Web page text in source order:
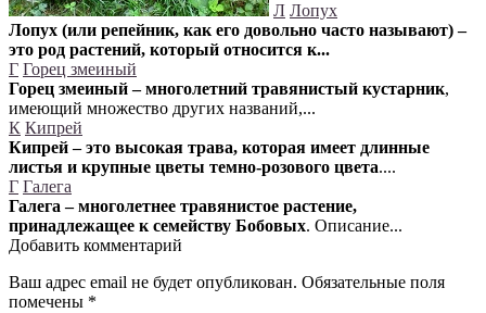
Л Лопух
Лопух (или репейник, как его довольно часто называют) –
это род растений, который относится к...
Г Горец змеиный
Горец змеиный – многолетний травянистый кустарник,
имеющий множество других названий,...
К Кипрей
Кипрей – это высокая трава, которая имеет длинные
листья и крупные цветы темно-розового цвета....
Г Галега
Галега – многолетнее травянистое растение,
принадлежащее к семейству Бобовых. Описание...
Добавить комментарий
Ваш адрес email не будет опубликован. Обязательные поля
помечены *